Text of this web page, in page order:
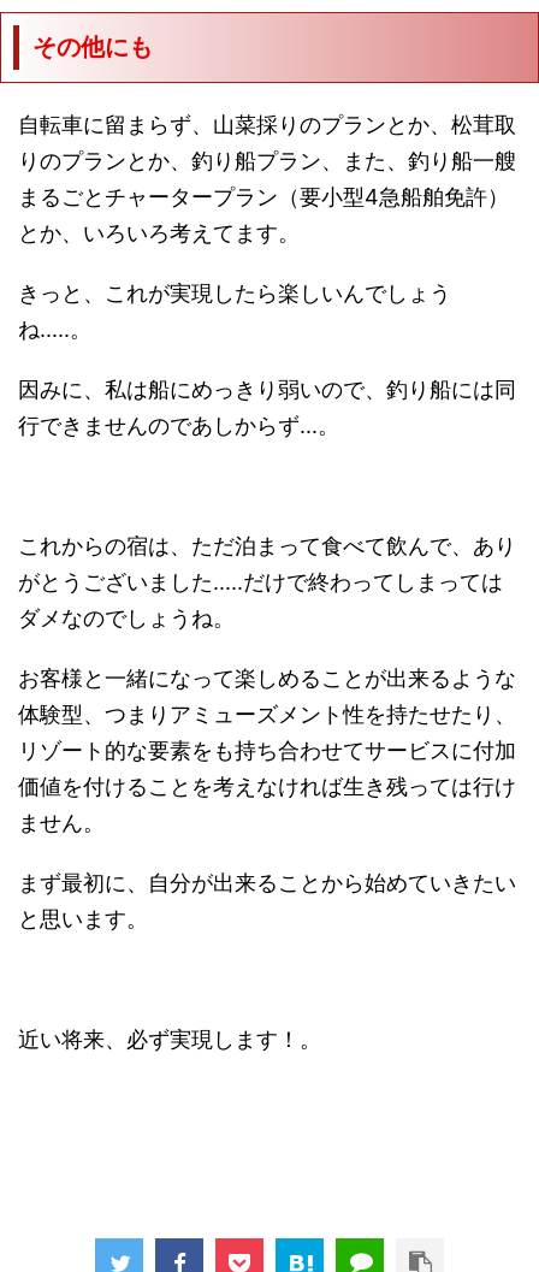
その他にも
自転車に留まらず、山菜採りのプランとか、松茸取
りのプランとか、釣り船プラン、また、釣り船一艘
まるごとチャータープラン（要小型4急船舶免許）
とか、いろいろ考えてます。
きっと、これが実現したら楽しいんでしょう
ね.....。
因みに、私は船にめっきり弱いので、釣り船には同
行できませんのであしからず...。
これからの宿は、ただ泊まって食べて飲んで、あり
がとうございました.....だけで終わってしまっては
ダメなのでしょうね。
お客様と一緒になって楽しめることが出来るような
体験型、つまりアミューズメント性を持たせたり、
リゾート的な要素をも持ち合わせてサービスに付加
価値を付けることを考えなければ生き残っては行け
ません。
まず最初に、自分が出来ることから始めていきたい
と思います。
近い将来、必ず実現します！。